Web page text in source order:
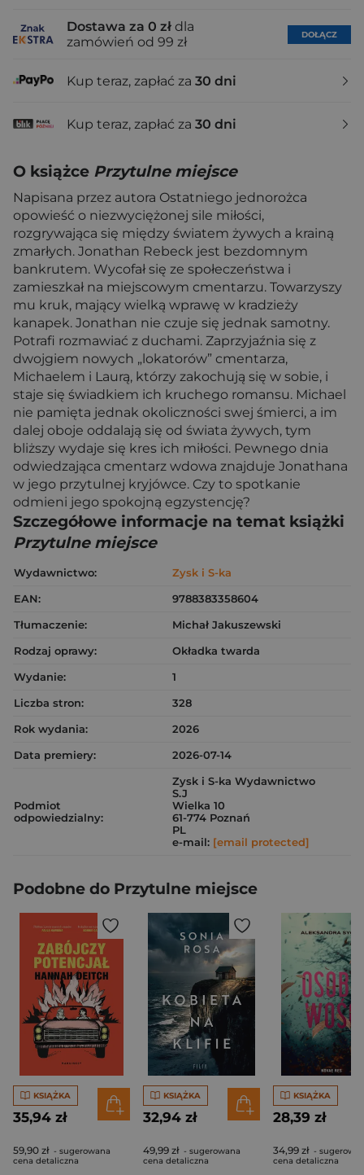
Dostawa za 0 zł dla
zamówień od 99 zł
DOŁĄCZ
Kup teraz, zapłać za 30 dni
Kup teraz, zapłać za 30 dni
O książce Przytulne miejsce
Napisana przez autora Ostatniego jednorożca
opowieść o niezwyciężonej sile miłości,
rozgrywająca się między światem żywych a krainą
zmarłych. Jonathan Rebeck jest bezdomnym
bankrutem. Wycofał się ze społeczeństwa i
zamieszkał na miejscowym cmentarzu. Towarzyszy
mu kruk, mający wielką wprawę w kradzieży
kanapek. Jonathan nie czuje się jednak samotny.
Potrafi rozmawiać z duchami. Zaprzyjaźnia się z
dwojgiem nowych „lokatorów” cmentarza,
Michaelem i Laurą, którzy zakochują się w sobie, i
staje się świadkiem ich kruchego romansu. Michael
nie pamięta jednak okoliczności swej śmierci, a im
dalej oboje oddalają się od świata żywych, tym
bliższy wydaje się kres ich miłości. Pewnego dnia
odwiedzająca cmentarz wdowa znajduje Jonathana
w jego przytulnej kryjówce. Czy to spotkanie
odmieni jego spokojną egzystencję?
Szczegółowe informacje na temat książki
Przytulne miejsce
Wydawnictwo:
Zysk i S-ka
EAN:
9788383358604
Tłumaczenie:
Michał Jakuszewski
Rodzaj oprawy:
Okładka twarda
Wydanie:
1
Liczba stron:
328
Rok wydania:
2026
Data premiery:
2026-07-14
Podmiot
odpowiedzialny:
Zysk i S-ka Wydawnictwo
S.J
Wielka 10
61-774 Poznań
PL
e-mail: [email protected]
Podobne do Przytulne miejsce
KSIĄŻKA
35,94 zł
59,90 zł - sugerowana
cena detaliczna
KSIĄŻKA
32,94 zł
49,99 zł - sugerowana
cena detaliczna
KSIĄŻKA
28,39 zł
34,99 zł -
cena detaliczna